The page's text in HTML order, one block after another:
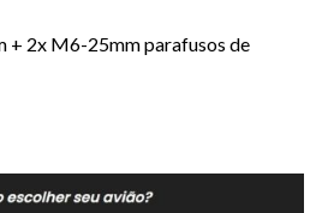
+ 2x M6-25mm parafusos de